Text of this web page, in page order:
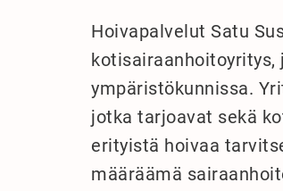
Hoivapalvelut Satu
kotisairaanhoitoyritys,
ympäristökunnissa.
jotka tarjoavat sekä
erityistä hoivaa
määräämä